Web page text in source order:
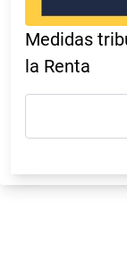
Medidas
la Renta